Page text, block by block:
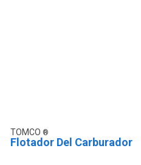
TOMCO
Flotador Del Carburador